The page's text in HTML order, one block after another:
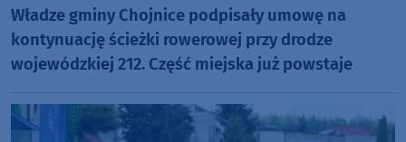
Władze gminy Chojnice podpisały umowę na
kontynuację ścieżki rowerowej przy drodze
wojewódzkiej 212. Część miejska już powstaje